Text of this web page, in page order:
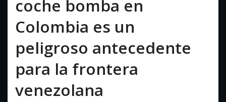
agosto 5, 2026
coche bomba en
Colombia es un
peligroso antecedente
para la frontera
venezolana